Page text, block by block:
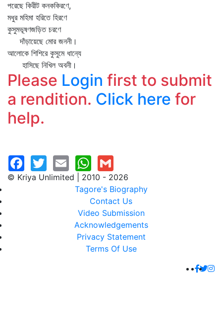
পরেছে কিরীট কনককিরণে,
মধুর মহিমা হরিতে হিরণে
কুসুমভূষণজড়িত চরণে
দাঁড়ায়েছে মোর জননী।
আলোকে শিশিরে কুসুমে ধান্যে
হাসিছে নিখিল অবনী।
Please Login first to submit
a rendition. Click here for
help.
© Kriya Unlimited | 2010 - 2026
Tagore's Biography
Contact Us
Video Submission
Acknowledgements
Privacy Statement
Terms Of Use